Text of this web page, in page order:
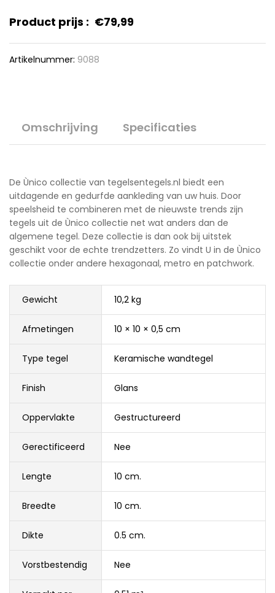
Product prijs : €79,99
Artikelnummer: 9088
Omschrijving Specificaties
De Ùnico collectie van tegelsentegels.nl biedt een
uitdagende en gedurfde aankleding van uw huis. Door
speelsheid te combineren met de nieuwste trends zijn
tegels uit de Ùnico collectie net wat anders dan de
algemene tegel. Deze collectie is dan ook bij uitstek
geschikt voor de echte trendzetters. Zo vindt U in de Ùnico
collectie onder andere hexagonaal, metro en patchwork.
Gewicht 10,2 kg
Afmetingen 10 × 10 × 0,5 cm
Type tegel Keramische wandtegel
Finish Glans
Oppervlakte Gestructureerd
Gerectificeerd Nee
Lengte 10 cm.
Breedte 10 cm.
Dikte 0.5 cm.
Vorstbestendig Nee